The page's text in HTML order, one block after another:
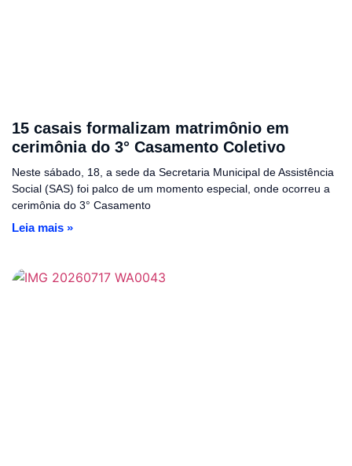
15 casais formalizam matrimônio em
cerimônia do 3° Casamento Coletivo
Neste sábado, 18, a sede da Secretaria Municipal de Assistência
Social (SAS) foi palco de um momento especial, onde ocorreu a
cerimônia do 3° Casamento
Leia mais »